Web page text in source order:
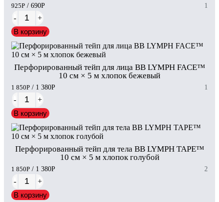
925Р / 690Р 1
-
+
В корзину
Перфорированный тейп для лица BB LYMPH FACE™
10 см × 5 м хлопок бежевый
1 850Р / 1 380Р 1
-
+
В корзину
Перфорированный тейп для тела BB LYMPH TAPE™
10 см × 5 м хлопок голубой
1 850Р / 1 380Р 2
-
+
В корзину